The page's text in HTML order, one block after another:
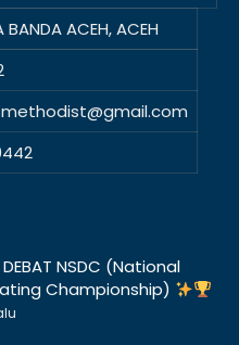
BANDA ACEH, ACEH
DEBAT NSDC (National
Championship)